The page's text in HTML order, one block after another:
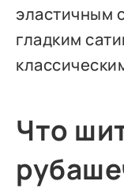
эластичным
гладким
Что